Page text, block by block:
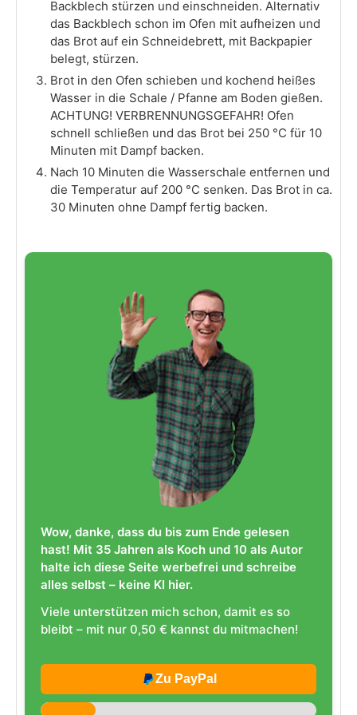
Backblech stürzen und einschneiden. Alternativ
das Backblech schon im Ofen mit aufheizen und
das Brot auf ein Schneidebrett, mit Backpapier
belegt, stürzen.
Brot in den Ofen schieben und kochend heißes
Wasser in die Schale / Pfanne am Boden gießen.
ACHTUNG! VERBRENNUNGSGEFAHR! Ofen
schnell schließen und das Brot bei 250 °C für 10
Minuten mit Dampf backen.
Nach 10 Minuten die Wasserschale entfernen und
die Temperatur auf 200 °C senken. Das Brot in ca.
30 Minuten ohne Dampf fertig backen.
Wow, danke, dass du bis zum Ende gelesen
hast! Mit 35 Jahren als Koch und 10 als Autor
halte ich diese Seite werbefrei und schreibe
alles selbst – keine KI hier.
Viele unterstützen mich schon, damit es so
bleibt – mit nur 0,50 € kannst du mitmachen!
Zu PayPal